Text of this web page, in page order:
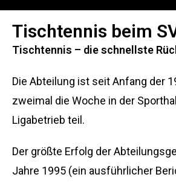
Tischtennis beim
Tischtennis – die schnellste
Die Abteilung ist seit Anfang der
zweimal die Woche in der
Ligabetrieb teil.
Der größte Erfolg der
Jahre 1995 (ein ausführlicher